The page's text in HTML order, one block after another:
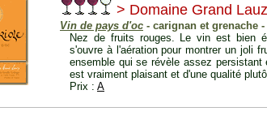
> Domaine Grand
Vin de pays d'oc - carignan et grenache
Nez de fruits rouges. Le vin est bien
s'ouvre à l'aération pour montrer un joli
ensemble qui se révèle assez
est vraiment plaisant et d'une qualité
Prix : A